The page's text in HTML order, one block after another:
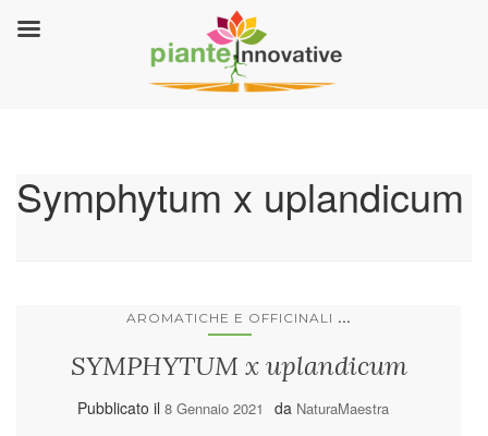
Symphytum x uplandicum
AROMATICHE E OFFICINALI ...
SYMPHYTUM x uplandicum
Pubblicato il 8 Gennaio 2021 da NaturaMaestra